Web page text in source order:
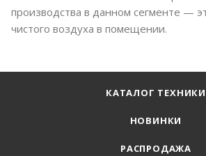
производства в данном сегменте —
чистого воздуха в помещении.
КАТАЛОГ ТЕХНИКИ
НОВИНКИ
РАСПРОДАЖА